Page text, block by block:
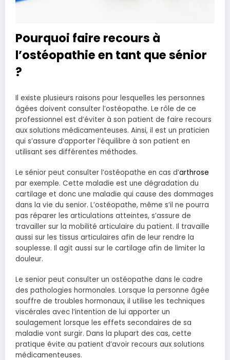
Pourquoi faire recours à
l’ostéopathie en tant que sénior
?
Il existe plusieurs raisons pour lesquelles les personnes
âgées doivent consulter l’ostéopathe. Le rôle de ce
professionnel est d’éviter à son patient de faire recours
aux solutions médicamenteuses. Ainsi, il est un praticien
qui s’assure d’apporter l’équilibre à son patient en
utilisant ses différentes méthodes.
Le sénior peut consulter l’ostéopathe en cas d’arthrose
par exemple. Cette maladie est une dégradation du
cartilage et donc une maladie qui cause des dommages
dans la vie du senior. L’ostéopathe, même s’il ne pourra
pas réparer les articulations atteintes, s’assure de
travailler sur la mobilité articulaire du patient. Il travaille
aussi sur les tissus articulaires afin de leur rendre la
souplesse. Il agit aussi sur le cartilage afin de limiter la
douleur.
Le senior peut consulter un ostéopathe dans le cadre
des pathologies hormonales. Lorsque la personne âgée
souffre de troubles hormonaux, il utilise les techniques
viscérales avec l’intention de lui apporter un
soulagement lorsque les effets secondaires de sa
maladie vont surgir. Dans la plupart des cas, cette
pratique évite au patient d’avoir recours aux solutions
médicamenteuses.